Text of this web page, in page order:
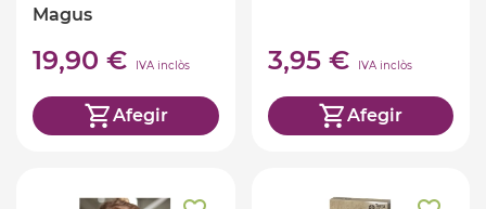
Magus
19,90 € IVA inclòs
Afegir
3,95 € IVA inclòs
Afegir